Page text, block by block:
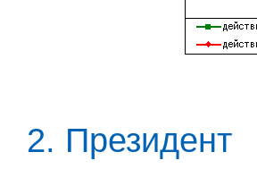
2. Президент